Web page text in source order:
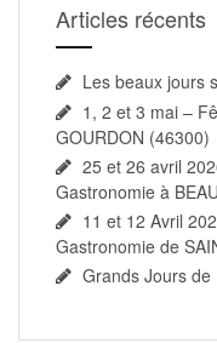
Articles récents
Les beaux jours
1, 2 et 3 mai –
GOURDON (46300)
25 et 26 avril
Gastronomie à
11 et 12 Avril
Gastronomie de
Grands Jours